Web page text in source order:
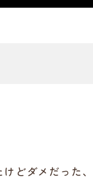
どダメだった